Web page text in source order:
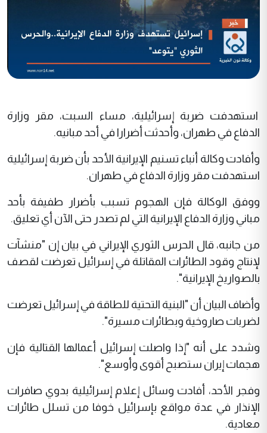
استهدفت ضربة إسرائيلية، مساء السبت، مقر وزارة
الدفاع في طهران، وأحدثت أضرارا في أحد مبانيه.
وأفادت وكالة أنباء تسنيم الإيرانية الأحد بأن ضربة إسرائيلية
استهدفت مقر وزارة الدفاع في طهران.
ووفق الوكالة فإن الهجوم تسبب بأضرار طفيفة بأحد
مباني وزارة الدفاع الإيرانية التي لم تصدر حتى الآن أي تعليق.
من جانبه، قال الحرس الثوري الإيراني في بيان إن "منشآت
لإنتاج وقود الطائرات المقاتلة في إسرائيل تعرضت لقصف
بالصواريخ الإيرانية".
وأضاف البيان أن "البنية التحتية للطاقة في إسرائيل تعرضت
لضربات صاروخية وبطائرات مسيرة".
وشدد على أنه "إذا واصلت إسرائيل أعمالها القتالية فإن
هجمات إيران ستصبح أقوى وأوسع".
وفجر الأحد، أفادت وسائل إعلام إسرائيلية بدوي صافرات
الإنذار في عدة مواقع بإسرائيل خوفا من تسلل طائرات
معادية.